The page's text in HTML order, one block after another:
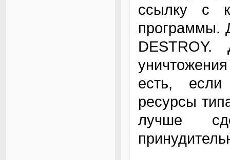
ссылку с
программы.
есть, если
ресурсы
лучше